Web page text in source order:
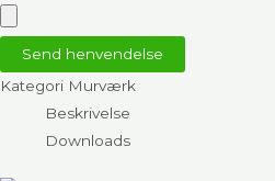
Send henvendelse
Kategori Murværk
Beskrivelse
Downloads